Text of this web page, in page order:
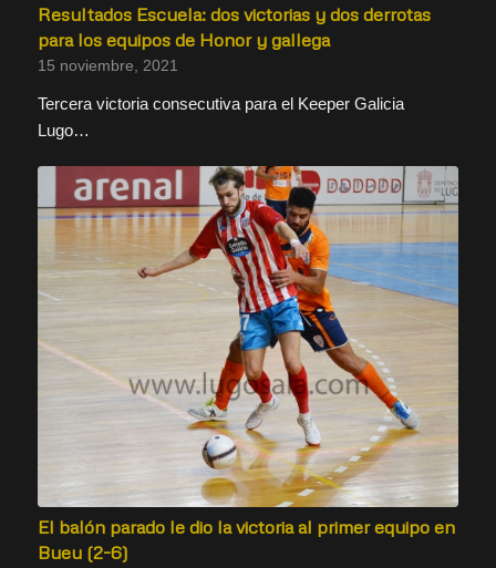
Resultados Escuela: dos victorias y dos derrotas
para los equipos de Honor y gallega
15 noviembre, 2021
Tercera victoria consecutiva para el Keeper Galicia
Lugo…
El balón parado le dio la victoria al primer equipo en
Bueu (2-6)